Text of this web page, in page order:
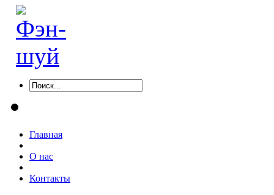
Главная
О нас
Контакты